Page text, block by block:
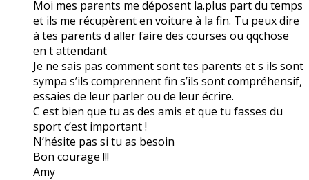
Moi mes parents me déposent la.plus part du temps
et ils me récupèrent en voiture à la fin. Tu peux dire
à tes parents d aller faire des courses ou qqchose
en t attendant
Je ne sais pas comment sont tes parents et s ils sont
sympa s’ils comprennent fin s’ils sont compréhensif,
essaies de leur parler ou de leur écrire.
C est bien que tu as des amis et que tu fasses du
sport c’est important !
N’hésite pas si tu as besoin
Bon courage !!!
Amy